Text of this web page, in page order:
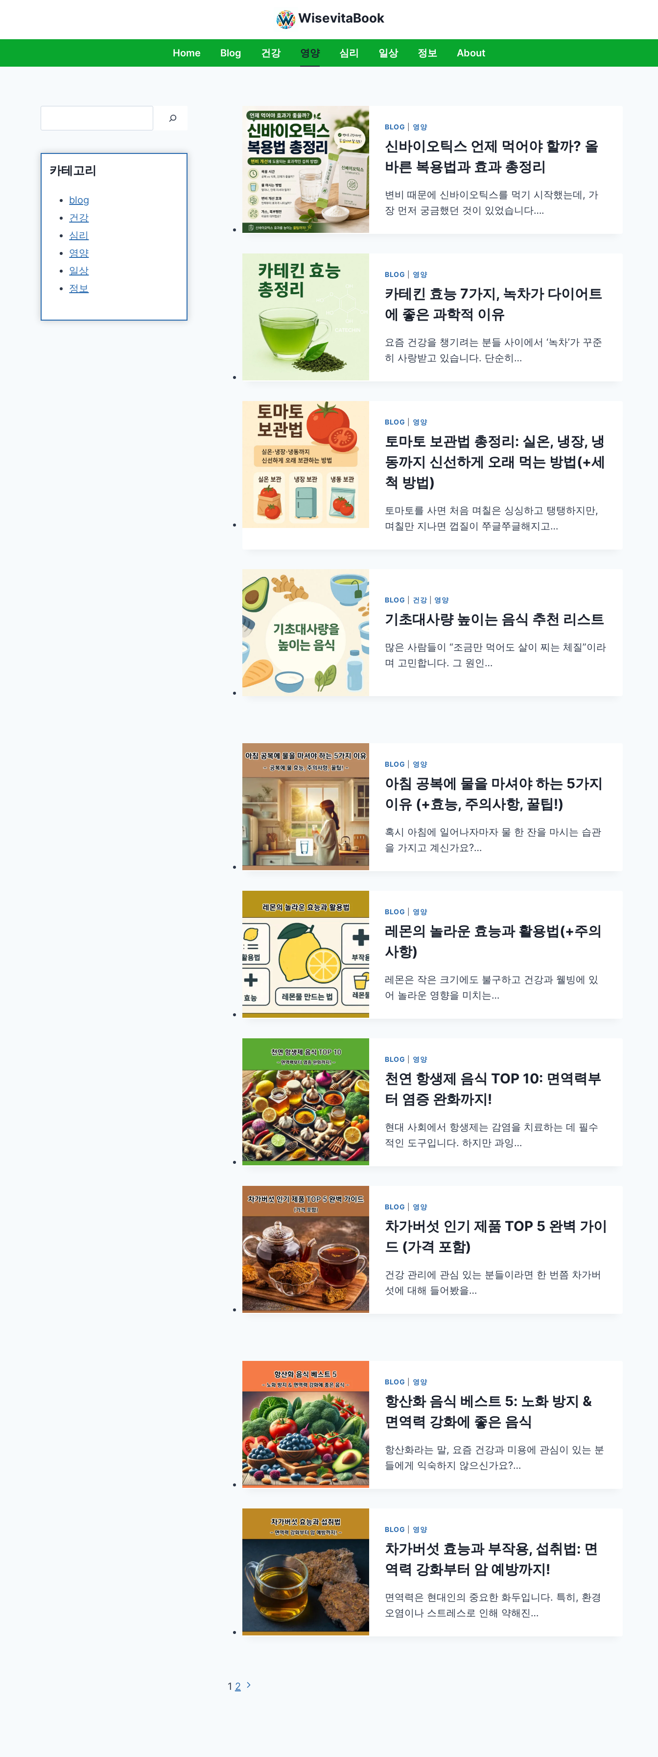
content
WisevitaBook
Home Blog 건강 영양 심리 일상 정보 About
BLOG 영양
신바이오틱스 언제 먹어야 할까? 올
바른 복용법과 효과 총정리
변비 때문에 신바이오틱스를 먹기 시작했는데, 가
장 먼저 궁금했던 것이 있었습니다….
BLOG 영양
카테킨 효능 7가지, 녹차가 다이어트
에 좋은 과학적 이유
요즘 건강을 챙기려는 분들 사이에서 ‘녹차’가 꾸준
히 사랑받고 있습니다. 단순히…
BLOG 영양
토마토 보관법 총정리: 실온, 냉장, 냉
동까지 신선하게 오래 먹는 방법(+세
척 방법)
토마토를 사면 처음 며칠은 싱싱하고 탱탱하지만,
며칠만 지나면 껍질이 쭈글쭈글해지고…
BLOG 건강| 영양
기초대사량 높이는 음식 추천 리스트
많은 사람들이 “조금만 먹어도 살이 찌는 체질”이라
며 고민합니다. 그 원인…
BLOG 영양
아침 공복에 물을 마셔야 하는 5가지
이유 (+효능, 주의사항, 꿀팁!)
혹시 아침에 일어나자마자 물 한 잔을 마시는 습관
을 가지고 계신가요?…
BLOG 영양
레몬의 놀라운 효능과 활용법(+주의
사항)
레몬은 작은 크기에도 불구하고 건강과 웰빙에 있
어 놀라운 영향을 미치는…
BLOG 영양
천연 항생제 음식 TOP 10: 면역력부
터 염증 완화까지!
현대 사회에서 항생제는 감염을 치료하는 데 필수
적인 도구입니다. 하지만 과잉…
BLOG 영양
차가버섯 인기 제품 TOP 5 완벽 가이
드 (가격 포함)
건강 관리에 관심 있는 분들이라면 한 번쯤 차가버
섯에 대해 들어봤을…
BLOG 영양
항산화 음식 베스트 5: 노화 방지 &
면역력 강화에 좋은 음식
항산화라는 말, 요즘 건강과 미용에 관심이 있는 분
들에게 익숙하지 않으신가요?…
BLOG 영양
차가버섯 효능과 부작용, 섭취법: 면
역력 강화부터 암 예방까지!
면역력은 현대인의 중요한 화두입니다. 특히, 환경
오염이나 스트레스로 인해 약해진…
Page
1 2 Next
카테고리
blog
건강
심리
영양
일상
정보